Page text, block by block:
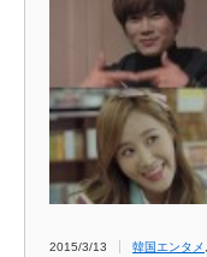
2015/3/13 韓国エンタメ